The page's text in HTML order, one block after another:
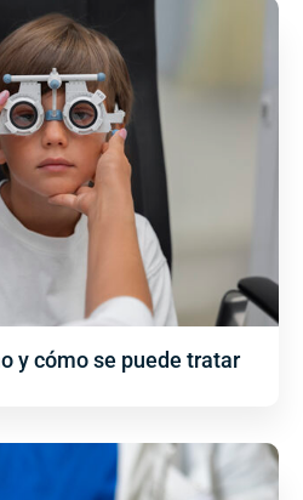
y cómo se puede tratar